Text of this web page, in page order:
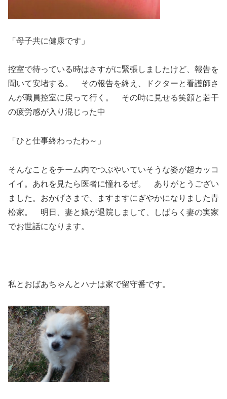
「母子共に健康です」
控室で待っている時はさすがに緊張しましたけど、報告を
聞いて安堵する。 その報告を終え、ドクターと看護師さ
んが職員控室に戻って行く。 その時に見せる笑顔と若干
の疲労感が入り混じった中
「ひと仕事終わったわ～」
そんなことをチーム内でつぶやいていそうな姿が超カッコ
イイ。あれを見たら医者に憧れるぜ。 ありがとうござい
ました。おかげさまで、ますますにぎやかになりました青
松家。 明日、妻と娘が退院しまして、しばらく妻の実家
でお世話になります。
私とおばあちゃんとハナは家で留守番です。